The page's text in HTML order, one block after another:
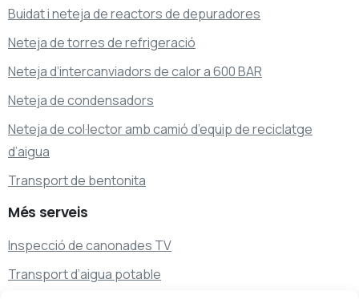
Buidat i neteja de reactors de depuradores
Neteja de torres de refrigeració
Neteja d’intercanviadors de calor a 600 BAR
Neteja de condensadors
Neteja de col·lector amb camió d’equip de reciclatge
d’aigua
Transport de bentonita
Més serveis
Inspecció de canonades TV
Transport d’aigua potable